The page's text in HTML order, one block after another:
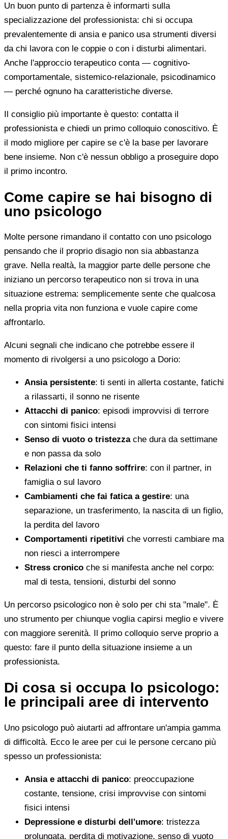
Un buon punto di partenza è informarti sulla
specializzazione del professionista: chi si occupa
prevalentemente di ansia e panico usa strumenti diversi
da chi lavora con le coppie o con i disturbi alimentari.
Anche l'approccio terapeutico conta — cognitivo-
comportamentale, sistemico-relazionale, psicodinamico
— perché ognuno ha caratteristiche diverse.
Il consiglio più importante è questo: contatta il
professionista e chiedi un primo colloquio conoscitivo. È
il modo migliore per capire se c'è la base per lavorare
bene insieme. Non c'è nessun obbligo a proseguire dopo
il primo incontro.
Come capire se hai bisogno di
uno psicologo
Molte persone rimandano il contatto con uno psicologo
pensando che il proprio disagio non sia abbastanza
grave. Nella realtà, la maggior parte delle persone che
iniziano un percorso terapeutico non si trova in una
situazione estrema: semplicemente sente che qualcosa
nella propria vita non funziona e vuole capire come
affrontarlo.
Alcuni segnali che indicano che potrebbe essere il
momento di rivolgersi a uno psicologo a Dorio:
Ansia persistente: ti senti in allerta costante, fatichi
a rilassarti, il sonno ne risente
Attacchi di panico: episodi improvvisi di terrore
con sintomi fisici intensi
Senso di vuoto o tristezzache dura da settimane
e non passa da solo
Relazioni che ti fanno soffrire: con il partner, in
famiglia o sul lavoro
Cambiamenti che fai fatica a gestire: una
separazione, un trasferimento, la nascita di un figlio,
la perdita del lavoro
Comportamenti ripetitivi che vorresti cambiare ma
non riesci a interrompere
Stress cronico che si manifesta anche nel corpo:
mal di testa, tensioni, disturbi del sonno
Un percorso psicologico non è solo per chi sta "male". È
uno strumento per chiunque voglia capirsi meglio e vivere
con maggiore serenità. Il primo colloquio serve proprio a
questo: fare il punto della situazione insieme a un
professionista.
Di cosa si occupa lo psicologo:
le principali aree di intervento
Uno psicologo può aiutarti ad affrontare un'ampia gamma
di difficoltà. Ecco le aree per cui le persone cercano più
spesso un professionista:
Ansia e attacchi di panico: preoccupazione
costante, tensione, crisi improvvise con sintomi
fisici intensi
Depressione e disturbi dell'umore: tristezza
prolungata, perdita di motivazione, senso di vuoto